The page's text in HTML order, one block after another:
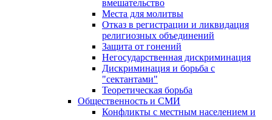
вмешательство
Места для молитвы
Отказ в регистрации и ликвидация
религиозных объединений
Защита от гонений
Негосударственная дискриминация
Дискриминация и борьба с
"сектантами"
Теоретическая борьба
Общественность и СМИ
Конфликты с местным населением и